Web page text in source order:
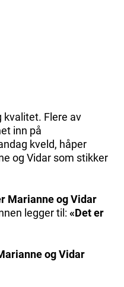
kvalitet. Flere av
inn på
kveld, håper
og Vidar som stikker
Marianne og Vidar
legger til: «Det er
og Vidar